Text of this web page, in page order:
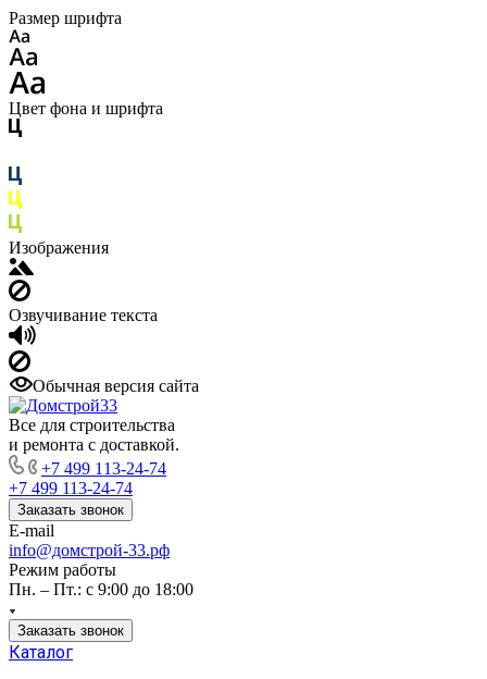
Размер шрифта
Цвет фона и шрифта
Изображения
Озвучивание текста
Обычная версия сайта
Все для строительства
и ремонта с доставкой.
+7 499 113-24-74
+7 499 113-24-74
Заказать звонок
E-mail
info@домстрой-33.рф
Режим работы
Пн. – Пт.: с 9:00 до 18:00
Заказать звонок
Каталог